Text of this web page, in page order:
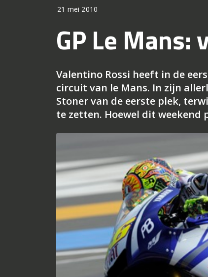
21 mei 2010
GP Le
Valentino Rossi heeft in de
circuit van le Mans. In zijn
Stoner van de eerste plek,
te zetten. Hoewel dit weekend